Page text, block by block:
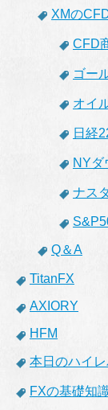
XMの
CFD
ゴー
オイ
日経
NYダ
ナス
Q＆A
TitanFX
AXIORY
HFM
本日のハイ
FXの基礎知